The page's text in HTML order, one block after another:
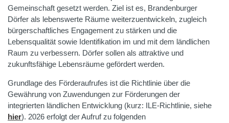
Gemeinschaft gesetzt werden. Ziel ist es, Brandenburger
Dörfer als lebenswerte Räume weiterzuentwickeln, zugleich
bürgerschaftliches Engagement zu stärken und die
Lebensqualität sowie Identifikation im und mit dem ländlichen
Raum zu verbessern. Dörfer sollen als attraktive und
zukunftsfähige Lebensräume gefördert werden.
Grundlage des Förderaufrufes ist die Richtlinie über die
Gewährung von Zuwendungen zur Förderungen der
integrierten ländlichen Entwicklung (kurz: ILE-Richtlinie, siehe
hier). 2026 erfolgt der Aufruf zu folgenden